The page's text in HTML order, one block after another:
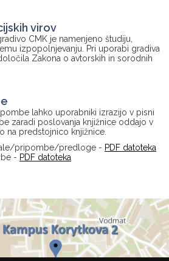
virov
CMK je namenjeno študiju,
izpopolnjevanju. Pri uporabi gradiva
Zakona o avtorskih in sorodnih
lahko uporabniki izrazijo v pisni
zaradi poslovanja knjižnice oddajo v
na predstojnico knjižnice.
pripombe/predloge - PDF datoteka
- PDF datoteka